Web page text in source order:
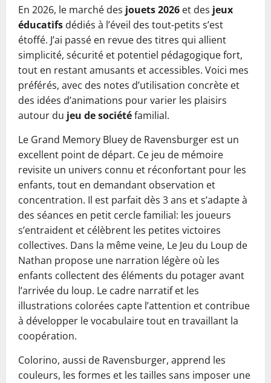
En 2026, le marché des jouets 2026 et des jeux
éducatifs dédiés à l’éveil des tout-petits s’est
étoffé. J’ai passé en revue des titres qui allient
simplicité, sécurité et potentiel pédagogique fort,
tout en restant amusants et accessibles. Voici mes
préférés, avec des notes d’utilisation concrète et
des idées d’animations pour varier les plaisirs
autour du jeu de sociétéfamilial.
Le Grand Memory Bluey de Ravensburger est un
excellent point de départ. Ce jeu de mémoire
revisite un univers connu et réconfortant pour les
enfants, tout en demandant observation et
concentration. Il est parfait dès 3 ans et s’adapte à
des séances en petit cercle familial: les joueurs
s’entraident et célèbrent les petites victoires
collectives. Dans la même veine, Le Jeu du Loup de
Nathan propose une narration légère où les
enfants collectent des éléments du potager avant
l’arrivée du loup. Le cadre narratif et les
illustrations colorées capte l’attention et contribue
à développer le vocabulaire tout en travaillant la
coopération.
Colorino, aussi de Ravensburger, apprend les
couleurs, les formes et les tailles sans imposer une